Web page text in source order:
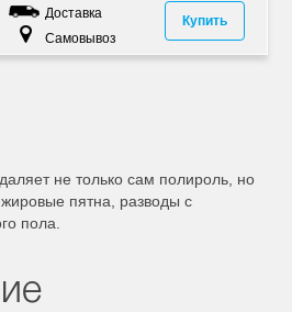
Доставка
Самовывоз
Купить
не только сам полироль, но
пятна, разводы с
пола.